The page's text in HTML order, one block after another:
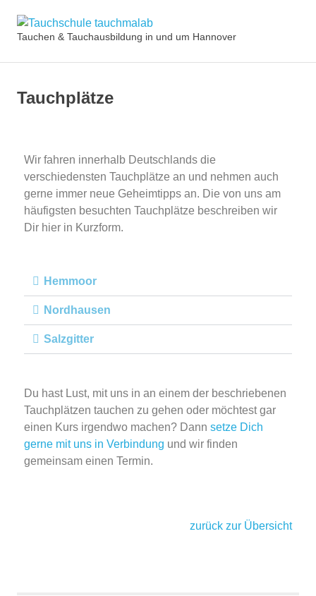
Tauchschule
tauchmalab
Tauchen & Tauchausbildung in und um Hannover
Tauchplätze
Wir fahren innerhalb Deutschlands die
verschiedensten Tauchplätze an und nehmen auch
gerne immer neue Geheimtipps an. Die von uns am
häufigsten besuchten Tauchplätze beschreiben wir
Dir hier in Kurzform.
Hemmoor
Nordhausen
Salzgitter
Du hast Lust, mit uns in an einem der beschriebenen
Tauchplätzen tauchen zu gehen oder möchtest gar
einen Kurs irgendwo machen? Dann setze Dich
gerne mit uns in Verbindung und wir finden
gemeinsam einen Termin.
zurück zur Übersicht